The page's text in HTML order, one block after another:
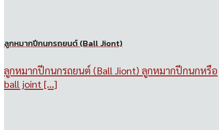
ลูกหมากปีกนกรถยนต์ (Ball Jiont)
ลูกหมากปีกนกรถยนต์ (Ball Jiont) ลูกหมากปีกนกหรือ
ball joint [...]